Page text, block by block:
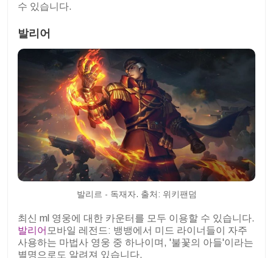
수 있습니다.
발리어
발리르 - 독재자. 출처: 위키팬덤
최신 ml 영웅에 대한 카운터를 모두 이용할 수 있습니다.
발리어 모바일 레전드: 뱅뱅에서 미드 라이너들이 자주
사용하는 마법사 영웅 중 하나이며, '불꽃의 아들'이라는
별명으로도 알려져 있습니다.